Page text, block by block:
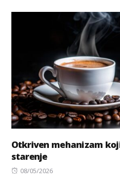
Otkriven mehanizam
starenje
Posted
08/05/2026